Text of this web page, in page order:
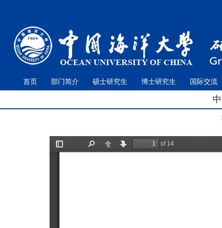
首页 部门简介 硕士研究生 博士研究生 国际交流